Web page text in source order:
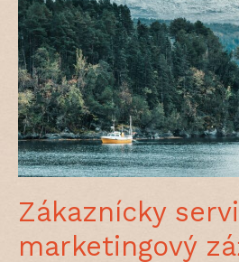
Zákaznícky
marketingový